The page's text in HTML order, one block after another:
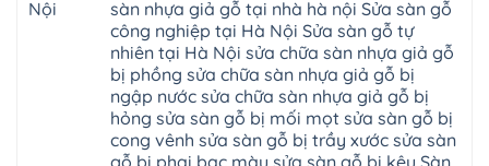
đông
phòng
xuyên
đống
Đồng
Dương
Đồng
Khánh
Phượng
Thường
Chương
Dương
Hồng
Xuyên
Phượng
Xuân
Đông
Ngạc
Quảng
Thượng
nhiêu
nhựa
charm
wood
sàn nhựa giả gỗ tại nhà hà nội Sửa sàn gỗ
công nghiệp tại Hà Nội Sửa sàn gỗ tự
nhiên tại Hà Nội sửa chữa sàn nhựa giả gỗ
bị phồng sửa chữa sàn nhựa giả gỗ bị
ngập nước sửa chữa sàn nhựa giả gỗ bị
hỏng sửa sàn gỗ bị mối mọt sửa sàn gỗ bị
cong vênh sửa sàn gỗ bị trầy xước sửa sàn